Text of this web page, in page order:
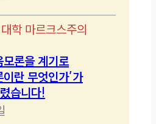
대학 마르크스주의
모론을 계기로
란 무엇인가’가
습니다!